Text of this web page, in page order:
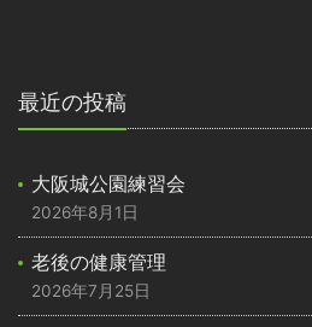
最近の投稿
大阪城公園練習会
2026年8月1日
老後の健康管理
2026年7月25日